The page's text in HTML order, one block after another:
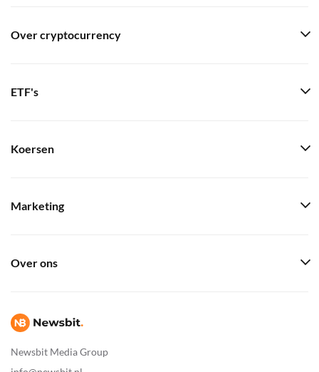
Newsbit Media Group
Over cryptocurrency
ETF's
Koersen
Marketing
Over ons